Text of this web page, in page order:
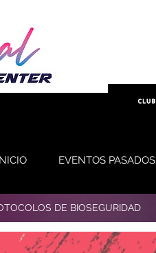
EVENTOS PASADOS
DE BIOSEGURIDAD